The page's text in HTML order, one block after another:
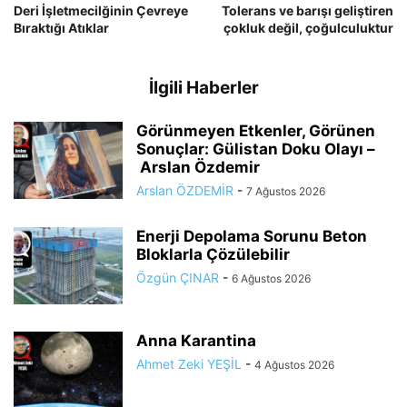
Deri İşletmecilğinin Çevreye
Bıraktığı Atıklar
Tolerans ve barışı geliştiren
çokluk değil, çoğulculuktur
İlgili Haberler
Görünmeyen Etkenler, Görünen
Sonuçlar: Gülistan Doku Olayı –
Arslan Özdemir
Arslan ÖZDEMİR - 7 Ağustos 2026
Enerji Depolama Sorunu Beton
Bloklarla Çözülebilir
Özgün ÇINAR - 6 Ağustos 2026
Anna Karantina
Ahmet Zeki YEŞİL - 4 Ağustos 2026